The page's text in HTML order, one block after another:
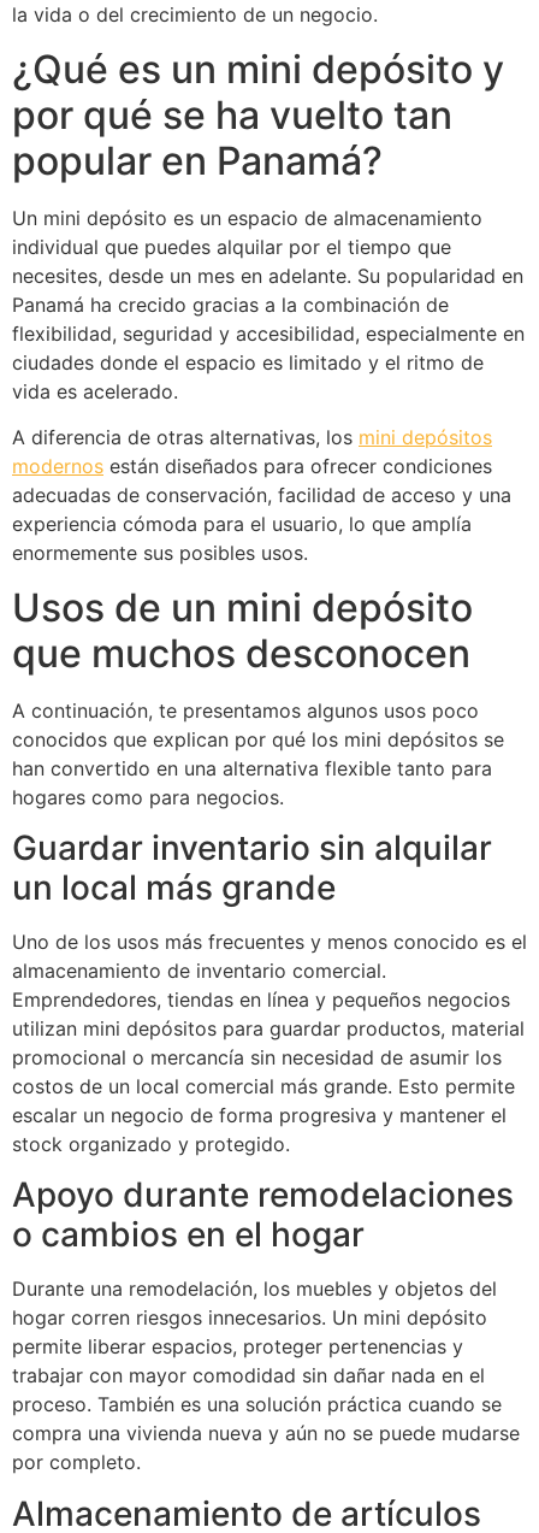
la vida o del crecimiento de un negocio.
¿Qué es un mini depósito y
por qué se ha vuelto tan
popular en Panamá?
Un mini depósito es un espacio de almacenamiento
individual que puedes alquilar por el tiempo que
necesites, desde un mes en adelante. Su popularidad en
Panamá ha crecido gracias a la combinación de
flexibilidad, seguridad y accesibilidad, especialmente en
ciudades donde el espacio es limitado y el ritmo de
vida es acelerado.
A diferencia de otras alternativas, los mini depósitos
modernos están diseñados para ofrecer condiciones
adecuadas de conservación, facilidad de acceso y una
experiencia cómoda para el usuario, lo que amplía
enormemente sus posibles usos.
Usos de un mini depósito
que muchos desconocen
A continuación, te presentamos algunos usos poco
conocidos que explican por qué los mini depósitos se
han convertido en una alternativa flexible tanto para
hogares como para negocios.
Guardar inventario sin alquilar
un local más grande
Uno de los usos más frecuentes y menos conocido es el
almacenamiento de inventario comercial.
Emprendedores, tiendas en línea y pequeños negocios
utilizan mini depósitos para guardar productos, material
promocional o mercancía sin necesidad de asumir los
costos de un local comercial más grande. Esto permite
escalar un negocio de forma progresiva y mantener el
stock organizado y protegido.
Apoyo durante remodelaciones
o cambios en el hogar
Durante una remodelación, los muebles y objetos del
hogar corren riesgos innecesarios. Un mini depósito
permite liberar espacios, proteger pertenencias y
trabajar con mayor comodidad sin dañar nada en el
proceso. También es una solución práctica cuando se
compra una vivienda nueva y aún no se puede mudarse
por completo.
Almacenamiento de artículos